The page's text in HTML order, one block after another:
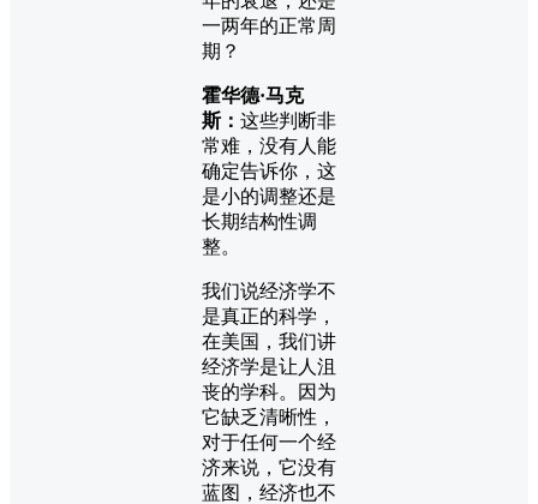
一两年的正常周
期？
霍华德·马克
斯： 这些判断非
常难，没有人能
确定告诉你，这
是小的调整还是
长期结构性调
整。
我们说经济学不
是真正的科学，
在美国，我们讲
经济学是让人沮
丧的学科。因为
它缺乏清晰性，
对于任何一个经
济来说，它没有
蓝图，经济也不